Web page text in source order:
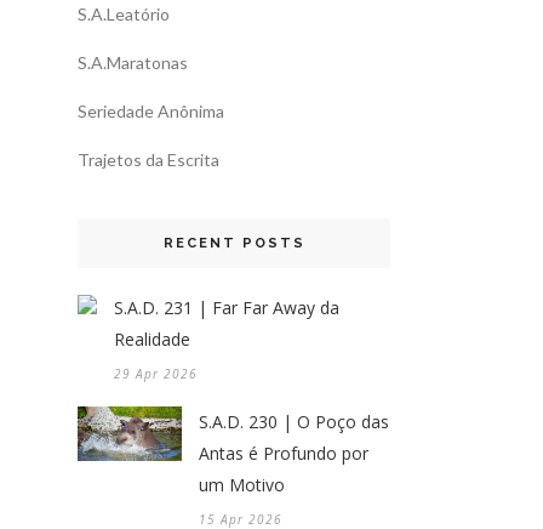
S.A.Leatório
S.A.Maratonas
Seriedade Anônima
Trajetos da Escrita
RECENT POSTS
S.A.D. 231 | Far Far Away da
Realidade
29 Apr 2026
S.A.D. 230 | O Poço das
Antas é Profundo por
um Motivo
15 Apr 2026